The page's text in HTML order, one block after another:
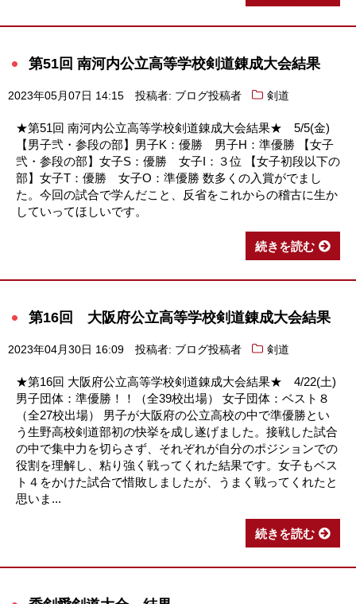
第51回 南河内公立高等学校剣道錬成大会結果
2023年05月07日 14:15 投稿者: ブログ投稿者 剣道
★第51回 南河内公立高等学校剣道錬成大会結果★ 5/5(金)
【男子弐・参段の部】男子K：優勝 男子H：準優勝 【女子
弐・参段の部】女子S：優勝 女子I：３位 【女子初段以下の
部】女子T：優勝 女子O：準優勝 数多くの入賞がでまし
た。今回の試合で学んだこと、反省をこれからの稽古に生か
していってほしいです。
続きを読む
第16回 大阪府公立高等学校剣道錬成大会結果
2023年04月30日 16:09 投稿者: ブログ投稿者 剣道
★第16回 大阪府公立高等学校剣道錬成大会結果★ 4/22(土)
男子団体：準優勝！！（全39校出場） 女子団体：ベスト８
（全27校出場） 男子が大阪府の公立高校の中で準優勝とい
う生野高校剣道部初の快挙を成し遂げました。接戦した試合
の中で集中力を切らさず、それぞれが自分のポジションでの
役割を理解し、粘り強く戦ってくれた結果です。女子もベス
ト４をかけた試合で惜敗しましたが、うまく戦ってくれたと
思いま...
続きを読む